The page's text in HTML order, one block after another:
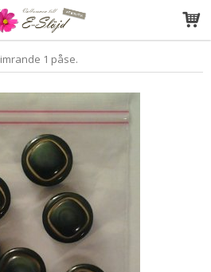
blivit tillagd i varukorgen
1 påse.